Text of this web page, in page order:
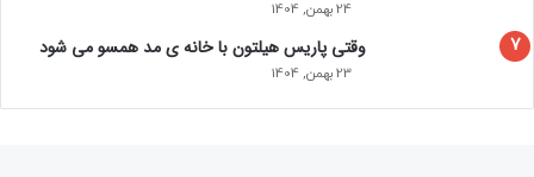
24 بهمن, 1404
وقتی پاریس هیلتون با خانه‌ ی مد همسو می شود
23 بهمن, 1404